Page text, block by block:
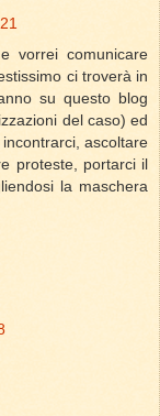
vorrei comunicare
ci troverà in
su questo blog
del caso) ed
ascoltare
proteste, portarci il
la maschera